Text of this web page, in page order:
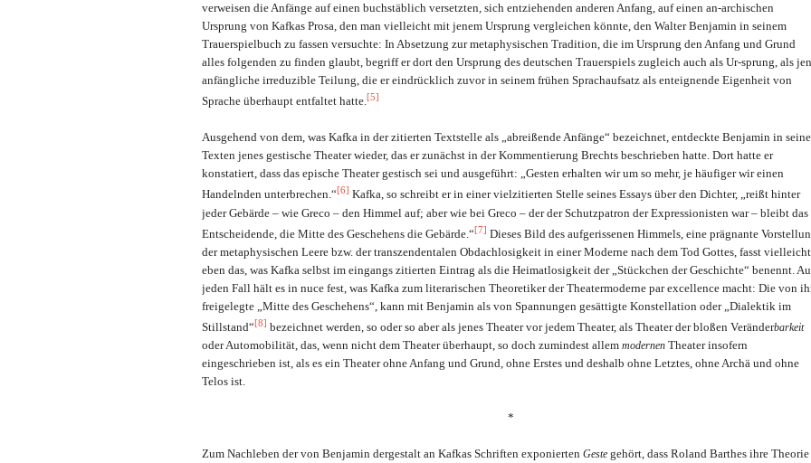
verweisen die Anfänge auf einen buchstäblich versetzten, sich entziehenden anderen Anfang, auf einen an-archischen
Ursprung von Kafkas Prosa, den man vielleicht mit jenem Ursprung vergleichen könnte, den Walter Benjamin in seinem
Trauerspielbuch zu fassen versuchte: In Absetzung zur metaphysischen Tradition, die im Ursprung den Anfang und Grund
alles folgenden zu finden glaubt, begriff er dort den Ursprung des deutschen Trauerspiels zugleich auch als Ur-sprung, als
anfängliche irreduzible Teilung, die er eindrücklich zuvor in seinem frühen Sprachaufsatz als enteignende Eigenheit von
Sprache überhaupt entfaltet hatte.[5]
Ausgehend von dem, was Kafka in der zitierten Textstelle als „abreißende Anfänge“ bezeichnet, entdeckte Benjamin in
Texten jenes gestische Theater wieder, das er zunächst in der Kommentierung Brechts beschrieben hatte. Dort hatte er
konstatiert, dass das epische Theater gestisch sei und ausgeführt: „Gesten erhalten wir um so mehr, je häufiger wir einen
Handelnden unterbrechen.“[6] Kafka, so schreibt er in einer vielzitierten Stelle seines Essays über den Dichter, „reißt hinter
jeder Gebärde – wie Greco – den Himmel auf; aber wie bei Greco – der der Schutzpatron der Expressionisten war – bleibt das
Entscheidende, die Mitte des Geschehens die Gebärde.“[7] Dieses Bild des aufgerissenen Himmels, eine prägnante
der metaphysischen Leere bzw. der transzendentalen Obdachlosigkeit in einer Moderne nach dem Tod Gottes, fasst vielleicht
eben das, was Kafka selbst im eingangs zitierten Eintrag als die Heimatlosigkeit der „Stückchen der Geschichte“ benennt.
jeden Fall hält es in nuce fest, was Kafka zum literarischen Theoretiker der Theatermoderne par excellence macht: Die von
freigelegte „Mitte des Geschehens“, kann mit Benjamin als von Spannungen gesättigte Konstellation oder „Dialektik im
Stillstand“[8] bezeichnet werden, so oder so aber als jenes Theater vor jedem Theater, als Theater der bloßen Veränderbarkeit
oder Automobilität, das, wenn nicht dem Theater überhaupt, so doch zumindest allem modernen Theater insofern
eingeschrieben ist, als es ein Theater ohne Anfang und Grund, ohne Erstes und deshalb ohne Letztes, ohne Archä und ohne
Telos ist.
*
Zum Nachleben der von Benjamin dergestalt an Kafkas Schriften exponierten Geste gehört, dass Roland Barthes ihre Theorie